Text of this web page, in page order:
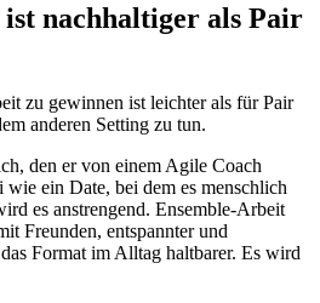
nachhaltiger als Pair
zu gewinnen ist leichter als für Pair
anderen Setting zu tun.
den er von einem Agile Coach
ein Date, bei dem es menschlich
es anstrengend. Ensemble-Arbeit
Freunden, entspannter und
Format im Alltag haltbarer. Es wird